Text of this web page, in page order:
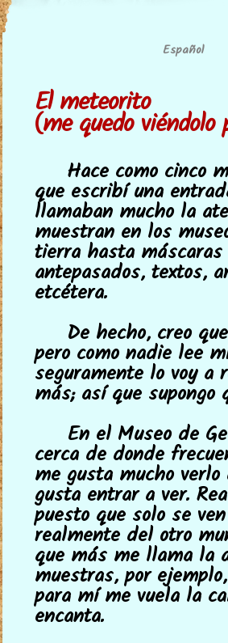
Español
El meteorito
(me quedo viéndolo
Hace como cinco
que escribí una
llamaban mucho la
muestran en los
tierra hasta
antepasados, textos,
etcétera.
De hecho, creo
pero como nadie lee
seguramente lo voy a
más; así que supongo
En el Museo de
cerca de donde
me gusta mucho
gusta entrar a ver.
puesto que solo se
realmente del otro
que más me llama la
muestras, por
para mí me vuela la
encanta.